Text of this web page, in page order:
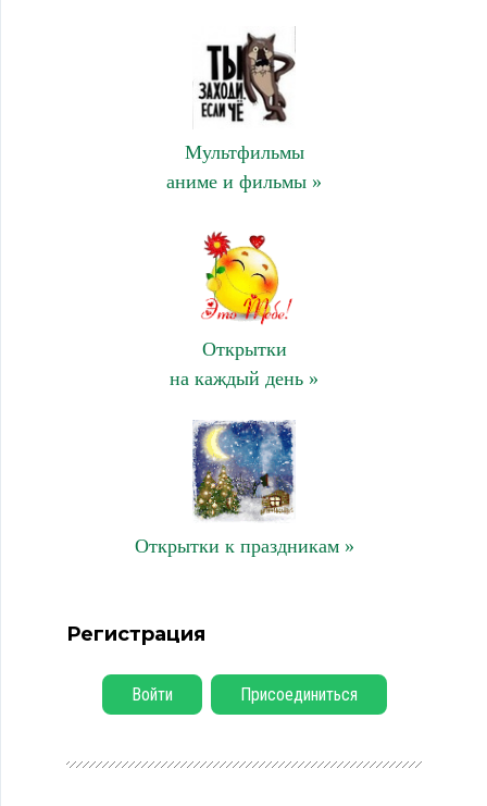
Мультфильмы
аниме и фильмы »
Открытки
на каждый день »
Открытки к праздникам »
Регистрация
Войти Присоединиться